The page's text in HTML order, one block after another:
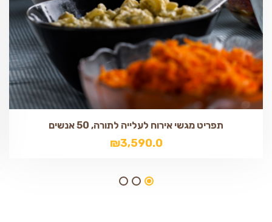
תפריט מגשי אירוח לעלייה לתורה, 50 אנשים
₪3,590.0